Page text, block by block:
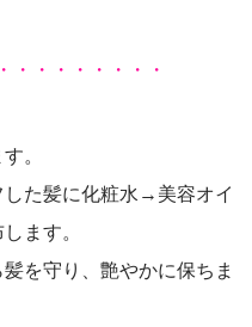
・・・・・・・・
。
た髪に化粧水→美容オイ
ます。
を守り、艶やかに保ちま